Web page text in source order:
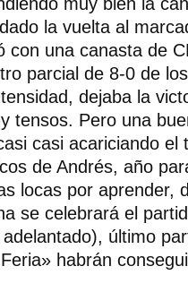
la vuelta al
con una canasta de
parcial de 8-0 de
dejaba la
tensos. Pero una
casi acariciando el
de Andrés, año
locas por aprender,
se celebrará el
último
habrán